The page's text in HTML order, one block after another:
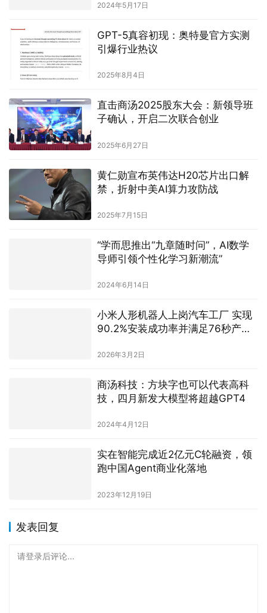
2024年5月17日
GPT-5真容初现：奥特曼官方实测
引爆行业热议
2025年8月4日
直击商汤2025股东大会：新领导班
子确认，开启二次联合创业
2025年6月27日
黄仁勋宣布英伟达H20芯片出口解
禁，折射中美AI算力攻防战
2025年7月15日
“学而思推出“九章随时问”，AI数学
导师引领个性化学习新潮流”
2024年6月14日
小米人形机器人上岗汽车工厂 实现
90.2%安装成功率并满足76秒产线
2026年3月2日
商汤科技：方块字也可以代表高科
技，四月新发大模型将超越GPT4
2024年4月12日
实在智能完成近2亿元C轮融资，领
跑中国Agent商业化落地
2023年12月19日
发表回复
请登录后评论...